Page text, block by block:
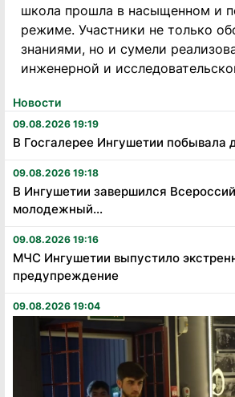
Новости
09.08.2026 19:19
В Госгалерее Ингушетии побывала
09.08.2026 19:18
В Ингушетии завершился
молодежный...
09.08.2026 19:16
МЧС Ингушетии выпустило
предупреждение
09.08.2026 19:04
школа прошла в насыщенном и
режиме. Участники не только
знаниями, но и сумели
инженерной и